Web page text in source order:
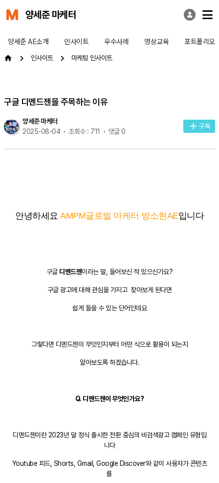
양세준 마케터
양세준 AE소개 인사이트 우수사례 영상교육 포트폴리오
인사이트 마케팅 인사이트
구글 디멘드젠을 주목하는 이유
양세준 마케터
2025-08-04
조회수 : 711 댓글 0
구독
안녕하세요 AMPM글로벌 마케터 방소현AE입니다
구글 디멘드젠이라는 말, 들어보신 적 있으신가요?
구글 광고에 대해 관심을 가지고 찾아보게 된다면
쉽게 들을 수 있는 단어인데요
그렇다면 디멘드젠이 무엇인지부터 어떤 식으로 활용이 되는지
알아보도록 하겠습니다.
Q. 디멘드젠이 무엇인가요?
디멘드젠이란 2023년 말 정식 출시한 전환 중심의 비검색광고 캠페인 유형입
니다
Youtube 피드, Shorts, Gmail, Google Discover와 같이 사용자가 콘텐츠
를